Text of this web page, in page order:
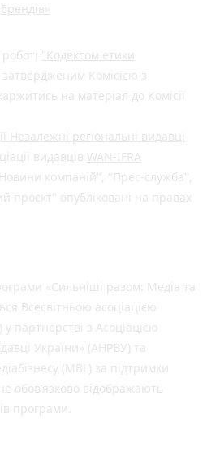
брендів»
"Кодексом етики
затвердженим Комісією з
на матеріал до Комісії
Незалежні регіональні видавці
видавців WAN-IFRA
компаній", "Прес-служба",
проєкт" опубліковані на правах
«Сильніші разом: Медіа та
Всесвітньою асоціацією
партнерстві з Асоціацією
України» (АНРВУ) та
(MBL) за підтримки
обов’язково відображають
програми.